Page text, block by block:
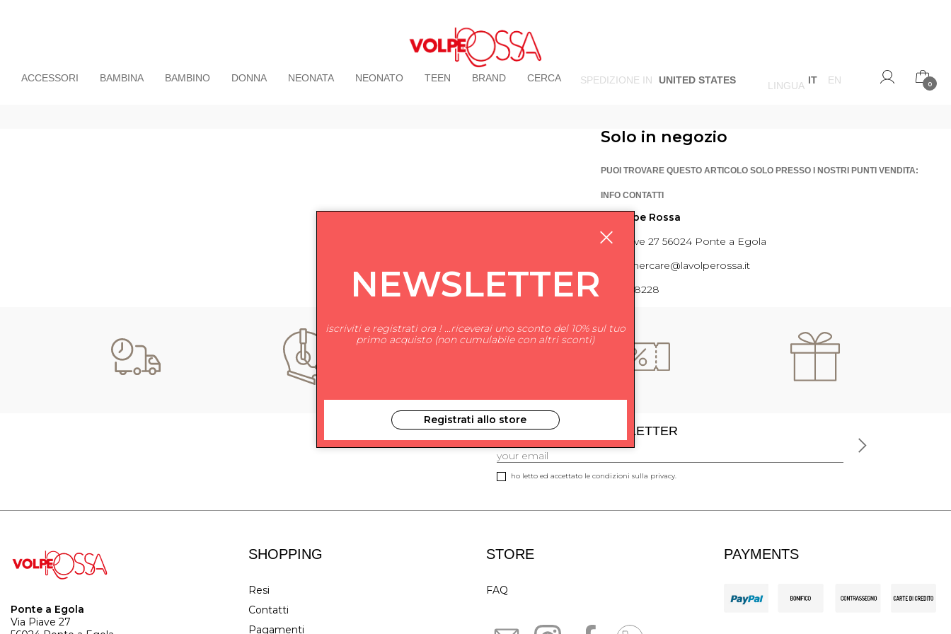
SPEDIZIONE IN UNITED STATES LINGUA IT EN 0
ACCESSORI BAMBINA BAMBINO DONNA NEONATA NEONATO TEEN BRAND CERCA
Solo in negozio
PUOI TROVARE QUESTO ARTICOLO SOLO PRESSO I NOSTRI PUNTI VENDITA:
INFO CONTATTI
La Volpe Rossa
Via Piave 27 56024 Ponte a Egola
customercare@lavolperossa.it
0571498228
ISCRIVITI ALLA NEWSLETTER
ho letto ed accettato le condizioni sulla privacy.
Ponte a Egola
Via Piave 27
SHOPPING
Resi
Contatti
Pagamenti
STORE
FAQ
PAYMENTS
NEWSLETTER
iscriviti e registrati ora ! ...riceverai uno sconto del 10% sul tuo
primo acquisto (non cumulabile con altri sconti)
Registrati allo store